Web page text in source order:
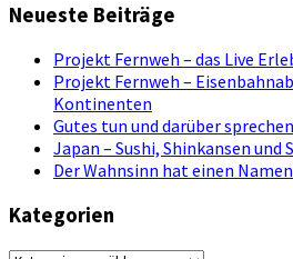
Neueste Beiträge
Projekt Fernweh – das Live
Projekt Fernweh –
Kontinenten
Gutes tun und darüber sprechen
Japan – Sushi, Shinkansen und
Der Wahnsinn hat einen
Kategorien